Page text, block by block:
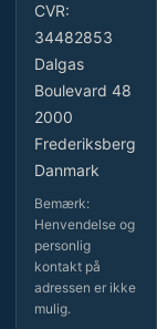
CVR:
34482853
Dalgas
Boulevard 48
2000
Frederiksberg
Danmark
Bemærk:
Henvendelse og
personlig
kontakt på
adressen er ikke
mulig.